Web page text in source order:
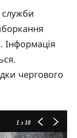
служби
чергового
1 з 18